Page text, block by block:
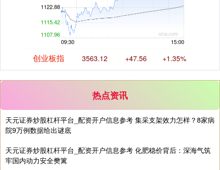
创业板指 +1.35%
基金指数 7242.10 +12.30 +0.17%
热点资讯
天元证券炒股杠杆平台_配资开户信息参考 集采支架效力怎样？8家病
院9万例数据给出谜底
天元证券炒股杠杆平台_配资开户信息参考 化肥稳价背后：深海气筑
牢国内动力安全樊篱